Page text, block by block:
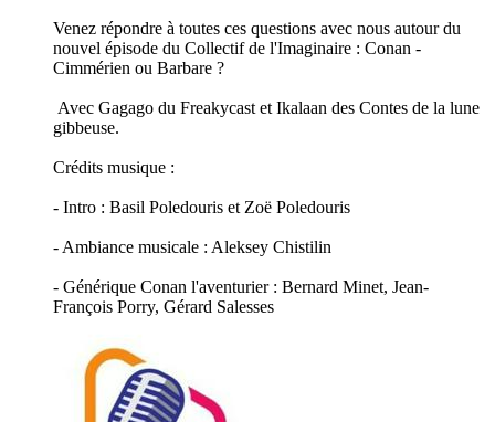
Venez répondre à toutes ces questions avec nous autour du
nouvel épisode du Collectif de l'Imaginaire : Conan -
Cimmérien ou Barbare ?
Avec Gagago du Freakycast et Ikalaan des Contes de la lune
gibbeuse.
Crédits musique :
- Intro : Basil Poledouris et Zoë Poledouris
- Ambiance musicale : Aleksey Chistilin
- Générique Conan l'aventurier : Bernard Minet, Jean-
François Porry, Gérard Salesses